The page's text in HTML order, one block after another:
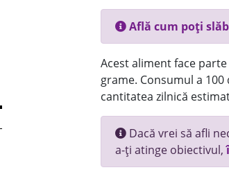
Află cum poți
Acest aliment face
grame. Consumul a
cantitatea zilnică
Dacă vrei să afli
a-ți atinge obiectivul,